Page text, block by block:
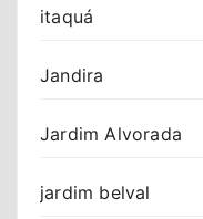
itaquá
Jandira
Jardim Alvorada
jardim belval